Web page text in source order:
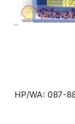
HP/WA: 087-